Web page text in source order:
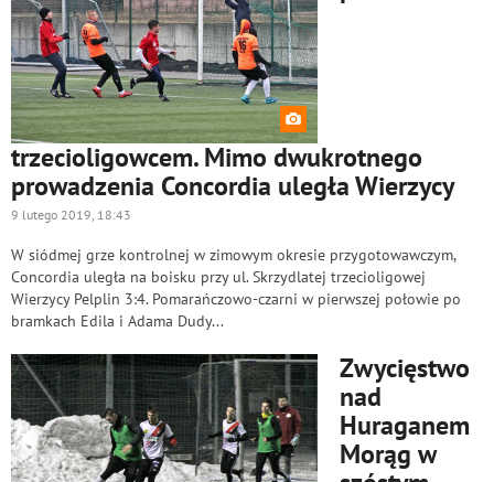
trzecioligowcem. Mimo dwukrotnego
prowadzenia Concordia uległa Wierzycy
9 lutego 2019, 18:43
W siódmej grze kontrolnej w zimowym okresie przygotowawczym,
Concordia uległa na boisku przy ul. Skrzydlatej trzecioligowej
Wierzycy Pelplin 3:4. Pomarańczowo-czarni w pierwszej połowie po
bramkach Edila i Adama Dudy...
Zwycięstwo
nad
Huraganem
Morąg w